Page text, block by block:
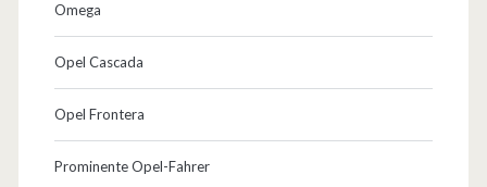
Omega
Opel Cascada
Opel Frontera
Prominente Opel-Fahrer